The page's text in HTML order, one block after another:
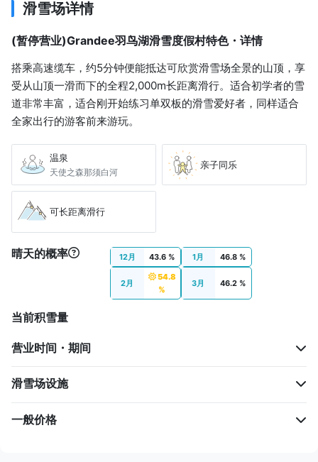
滑雪场详情
(暂停营业)Grandee羽鸟湖滑雪度假村特色・详情
搭乘高速缆车，约5分钟便能抵达可欣赏滑雪场全景的山顶，享
受从山顶一滑而下的全程2,000m长距离滑行。适合初学者的雪
道非常丰富，适合刚开始练习单双板的滑雪爱好者，同样适合
全家出行的游客前来游玩。
温泉
天使之森那须白河
亲子同乐
可长距离滑行
晴天的概率 12月 43.6 % 1月 46.8 %
2月
54.8
%
3月 46.2 %
当前积雪量
营业时间・期间
滑雪场设施
一般价格